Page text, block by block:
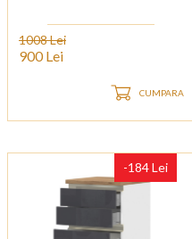
1008 Lei
900 Lei
CUMPARA
-184 Lei